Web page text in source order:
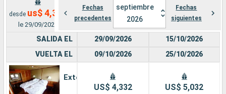
desde us$ 4,332
le 29/09/2026
Fechas
precedentes
septiembre
2026
Fechas
siguientes
SALIDA EL
VUELTA EL
Exterior
29/09/2026
09/10/2026
US$ 4,332
15/10/2026
25/10/2026
US$ 5,032
Puertos Compañías
Buscar